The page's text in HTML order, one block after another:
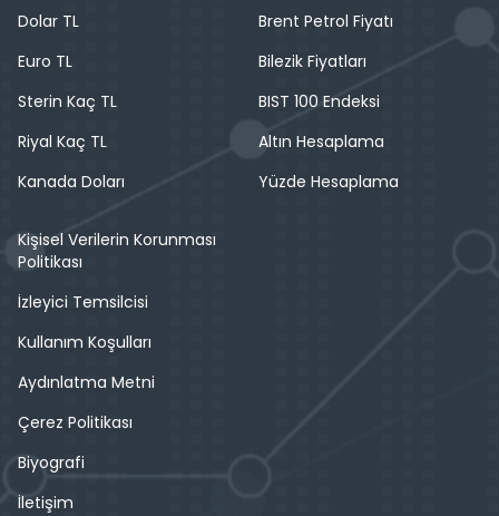
Dolar TL
Euro TL
Sterin Kaç TL
Riyal Kaç TL
Kanada Doları
Brent Petrol Fiyatı
Bilezik Fiyatları
BIST 100 Endeksi
Altın Hesaplama
Yüzde Hesaplama
Kişisel Verilerin Korunması
Politikası
İzleyici Temsilcisi
Kullanım Koşulları
Aydınlatma Metni
Çerez Politikası
Biyografi
İletişim